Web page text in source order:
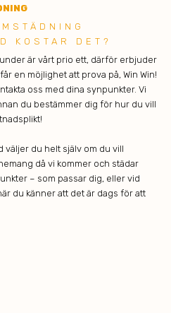
KOSTAR DET?
är vårt prio ett, därför erbjuder
en möjlighet att prova på, Win Win!
oss med dina synpunkter. Vi
du bestämmer dig för hur du vill
väljer du helt själv om du vill
då vi kommer och städar
– som passar dig, eller vid
du känner att det är dags för att